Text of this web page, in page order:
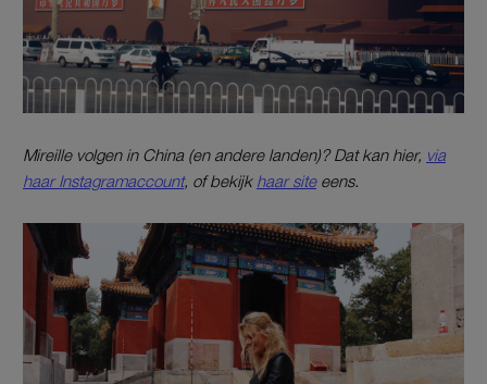
Mireille volgen in China (en andere landen)? Dat kan hier, via
haar Instagramaccount, of bekijk haar siteeens.